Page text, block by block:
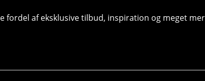
af eksklusive tilbud, inspiration og meget